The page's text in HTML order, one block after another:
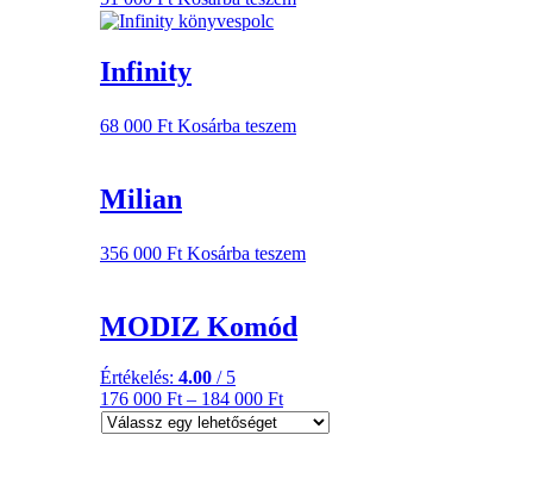
Infinity
68 000 Ft Kosárba teszem
Milian
356 000 Ft Kosárba teszem
MODIZ Komód
Értékelés: 4.00 / 5
176 000 Ft – 184 000 Ft